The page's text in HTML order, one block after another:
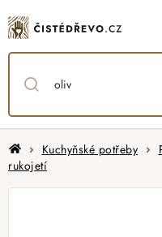
na
obsah
DomůKuchyňské potřeby
rukojetí